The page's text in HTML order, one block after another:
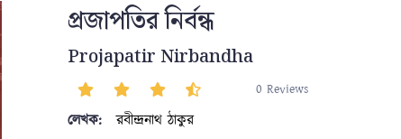
প্রজাপতির নির্বন্ধ
Projapatir Nirbandha
0 Reviews
লেখক:
রবীন্দ্রনাথ ঠাকুর